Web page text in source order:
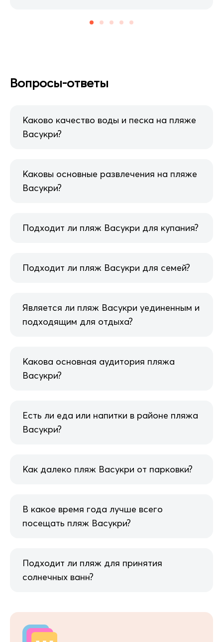
Вопросы-ответы
Каково качество воды и песка на пляже
Васукри?
Каковы основные развлечения на пляже
Васукри?
Подходит ли пляж Васукри для купания?
Подходит ли пляж Васукри для семей?
Является ли пляж Васукри уединенным и
подходящим для отдыха?
Какова основная аудитория пляжа
Васукри?
Есть ли еда или напитки в районе пляжа
Васукри?
Как далеко пляж Васукри от парковки?
В какое время года лучше всего
посещать пляж Васукри?
Подходит ли пляж для принятия
солнечных ванн?